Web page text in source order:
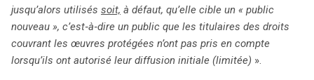
jusqu’alors utilisés soit, à défaut, qu’elle cible un « public
nouveau », c’est‑à‑dire un public que les titulaires des droits
couvrant les œuvres protégées n’ont pas pris en compte
lorsqu’ils ont autorisé leur diffusion initiale (limitée) ».